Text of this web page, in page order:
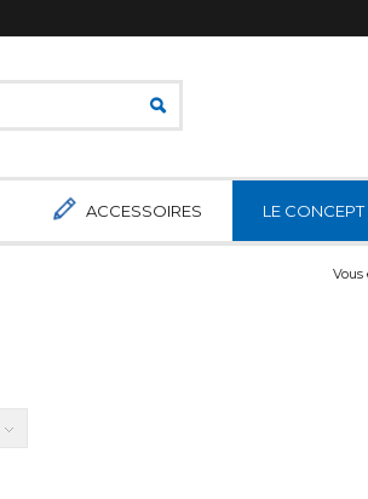
ACCESSOIRES LE CONCEPT
Vous